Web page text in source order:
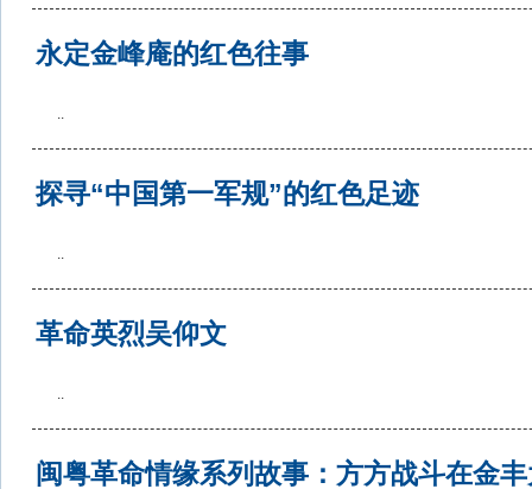
永定金峰庵的红色往事
..
探寻“中国第一军规”的红色足迹
..
革命英烈吴仰文
..
闽粤革命情缘系列故事：方方战斗在金